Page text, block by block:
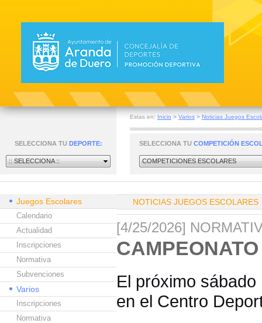
Estas en: Inicio > Varios > Noticias Juegos
SELECCIONA TU DEPORTE:
:: SELECCIONA ::
SELECCIONA TU COMPETICIÓN
COMPETICIONES ESCOLARES
Juegos Escolares
Calendario
Actualidad
Inscripciones
Normativa
Subvenciones
Varios
Inscripciones
Normativa
NOTICIAS JUEGOS ESCOLARES
[4/25/2026]
El próximo
en el Centro